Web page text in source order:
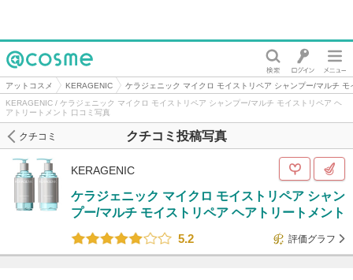
@cosme
アットコスメ KERAGENIC
ケラジェニック マイクロ モイストリペア シャンプー/マルチ
KERAGENIC / ケラジェニック マイクロ モイストリペア シャンプー/マルチ モイストリペア ヘ
アトリートメント 口コミ写真
クチコミ投稿写真
クチコミ
KERAGENIC
ケラジェニック マイクロ モイストリペア シャン
プー/マルチ モイストリペア ヘアトリートメント
5.2
評価グラフ